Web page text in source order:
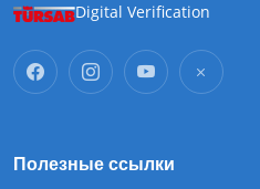
Digital Verification
Полезные ссылки